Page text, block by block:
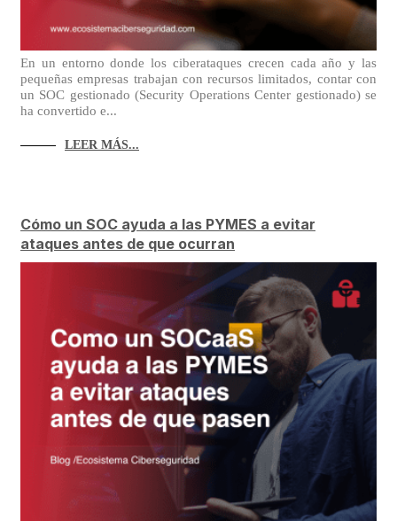
En un entorno donde los ciberataques crecen cada año y las
pequeñas empresas trabajan con recursos limitados, contar con
un SOC gestionado (Security Operations Center gestionado) se
ha convertido e...
LEER MÁS...
Cómo un SOC ayuda a las PYMES a evitar
ataques antes de que ocurran